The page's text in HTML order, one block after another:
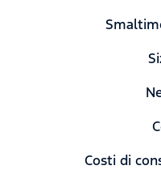
Costi di